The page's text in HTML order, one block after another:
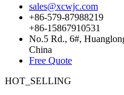
sales@xcwjc.com
+86-579-87988219
+86-15867910531
No.5 Rd., 6#,
China
Free Quote
HOT_SELLING